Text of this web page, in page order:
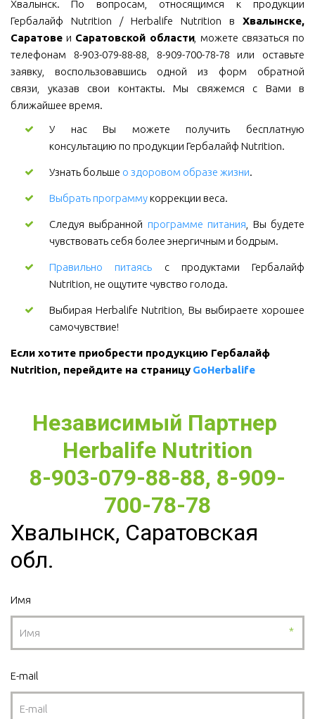
Хвалынск. По вопросам, относящимся к продукции
Гербалайф Nutrition / Herbalife Nutrition вХвалынске,
Саратовеи Саратовской области, можете связаться по
телефонам 8-903-079-88-88, 8-909-700-78-78 или оставьте
заявку, воспользовавшись одной из форм обратной
связи, указав свои контакты. Мы свяжемся с Вами в
ближайшее время.
У нас Вы можете получить бесплатную
консультацию по продукции Гербалайф Nutrition.
Узнать больше о здоровом образе жизни.
Выбрать программукоррекции веса.
Следуя выбранной программе питания , Вы будете
чувствовать себя более энергичным и бодрым.
Правильно питаясь с продуктами Гербалайф
Nutrition, не ощутите чувство голода.
Выбирая Herbalife Nutrition, Вы выбираете хорошее
самочувствие!
Если хотите приобрести продукцию Гербалайф
Nutrition, перейдите на страницу GoHerbalife
Независимый Партнер
Herbalife Nutrition
8-903-079-88-88, 8-909-
700-78-78
Хвалынск, Саратовская
обл.
Имя
*
E-mail